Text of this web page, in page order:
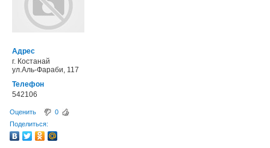
Адрес
г. Костанай
ул.Аль-Фараби, 117
Телефон
542106
Оценить
0
Поделиться: